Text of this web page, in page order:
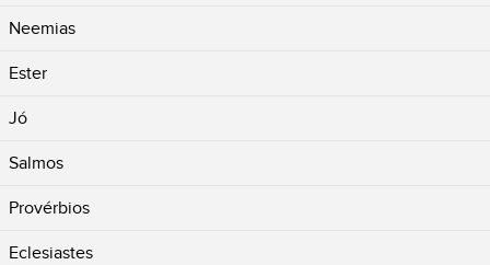
Neemias
Ester
Jó
Salmos
Provérbios
Eclesiastes